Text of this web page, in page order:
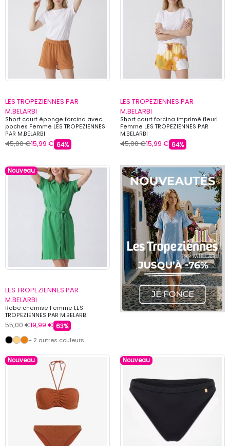
LES TROPEZIENNES PAR
M.BELARBI
Short court éponge forcina avec
poches Femme LES TROPEZIENNES
PAR M.BELARBI
45,00 €15,99 € 64%
LES TROPEZIENNES PAR
M.BELARBI
Short court forcina imprimé fleuri
Femme LES TROPEZIENNES PAR
M.BELARBI
45,00 €15,99 € 64%
Nouveau
LES TROPEZIENNES PAR
M.BELARBI
Robe chemise Femme LES
TROPEZIENNES PAR M.BELARBI
55,00 €19,99 € 63%
+ 2 autres couleurs
Nouveau Nouveau